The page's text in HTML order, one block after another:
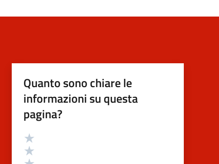
Quanto sono chiare le
informazioni su questa
pagina?
Valutazione